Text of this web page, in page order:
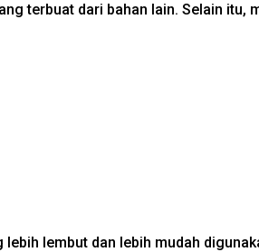
terbuat dari bahan lain. Selain itu,
lebih lembut dan lebih mudah